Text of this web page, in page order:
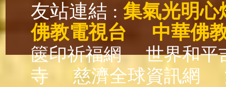
友站連結 : 集氣光明心
佛教電視台
中華佛
篋印祈福網
世界和平
寺
慈濟全球資訊網